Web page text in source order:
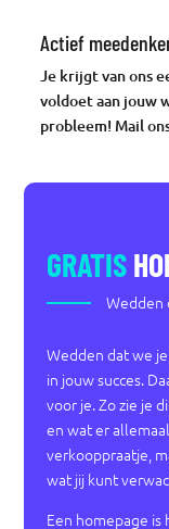
Actief
Je krijgt van ons
voldoet aan jouw
probleem! Mail
GRATIS
Wedden
Wedden dat we
in jouw succes.
voor je. Zo zie je
en wat er
verkooppraatje,
wat jij kunt
Een homepage is